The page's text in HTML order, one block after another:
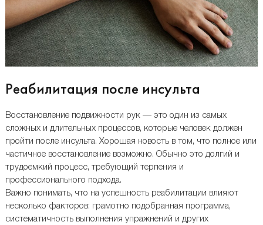
Реабилитация после инсульта
Восстановление подвижности рук — это один из самых
сложных и длительных процессов, которые человек должен
пройти после инсульта. Хорошая новость в том, что полное или
частичное восстановление возможно. Обычно это долгий и
трудоемкий процесс, требующий терпения и
профессионального подхода.
Важно понимать, что на успешность реабилитации влияют
несколько факторов: грамотно подобранная программа,
систематичность выполнения упражнений и других